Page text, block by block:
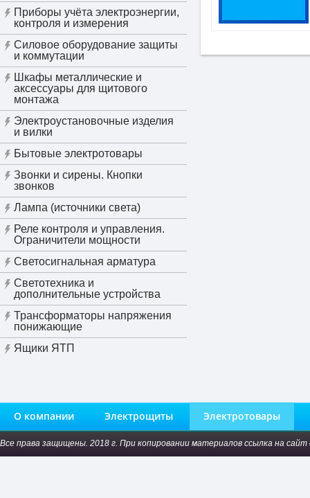
Приборы учёта электроэнергии,
контроля и измерения
Силовое оборудование защиты
и коммутации
Шкафы металлические и
аксессуары для щитового
монтажа
Электроустановочные изделия
и вилки
Бытовые электротовары
Звонки и сирены. Кнопки
звонков
Лампа (источники света)
Реле контроля и управления.
Ограничители мощности
Светосигнальная арматура
Светотехника и
дополнительные устройства
Трансформаторы напряжения
понижающие
Ящики ЯТП
О компании Электрощиты Электротовары
Все права защищены. 2018 г. При копировании материалов ссылка на сайт